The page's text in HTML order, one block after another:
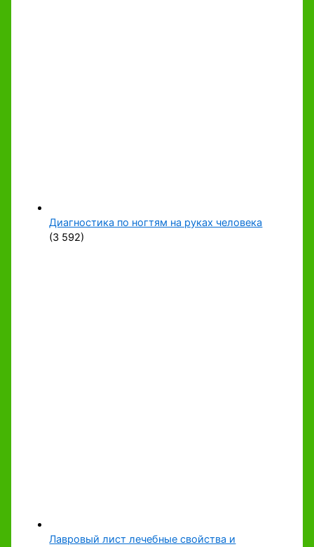
Диагностика по ногтям на руках человека
(3 592)
Лавровый лист лечебные свойства и